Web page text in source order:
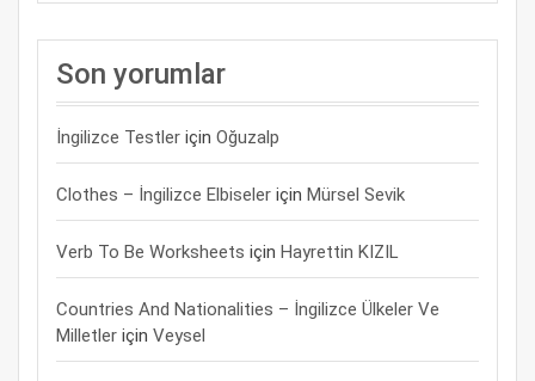
Son yorumlar
İngilizce Testler için Oğuzalp
Clothes – İngilizce Elbiseler için Mürsel Sevik
Verb To Be Worksheets için Hayrettin KIZIL
Countries And Nationalities – İngilizce Ülkeler Ve
Milletler için Veysel